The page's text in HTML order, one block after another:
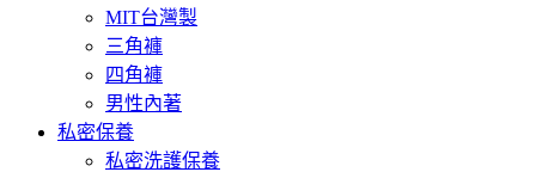
MIT台灣製
三角褲
四角褲
男性內著
私密保養
私密洗護保養